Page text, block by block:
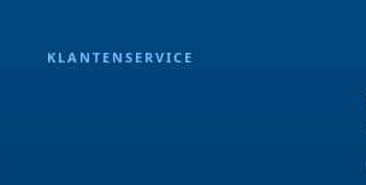
KLANTENSERVICE